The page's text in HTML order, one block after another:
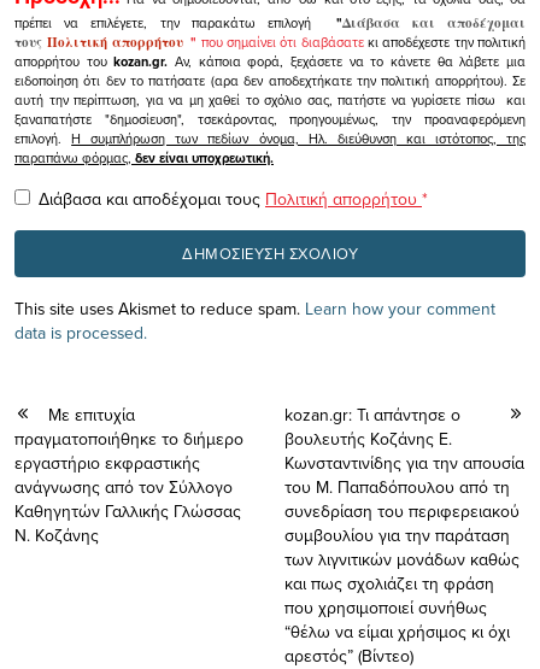
πρέπει να επιλέγετε, την παρακάτω επιλογή
"Διάβασα και αποδέχομαι
τουςΠολιτική απορρήτου" που σημαίνει ότι διαβάσατεκι αποδέχεστε την πολιτική
απορρήτου τουkozan.gr. Αν, κάποια φορά, ξεχάσετε να το κάνετε θα λάβετε μια
ειδοποίηση ότι δεν το πατήσατε (αρα δεν αποδεχτήκατε την πολιτική απορρήτου). Σε
αυτή την περίπτωση, για να μη χαθεί το σχόλιο σας, πατήστε να γυρίσετε πίσω και
ξαναπατήστε "δημοσίευση", τσεκάροντας, προηγουμένως, την προαναφερόμενη
επιλογή.Η συμπλήρωση των πεδίων όνομα, Ηλ. διεύθυνση και ιστότοπος, της
παραπάνω φόρμας, δεν είναι υποχρεωτική.
Διάβασα και αποδέχομαι τους Πολιτική απορρήτου *
This site uses Akismet to reduce spam. Learn how your comment
data is processed.
Με επιτυχία
πραγματοποιήθηκε το διήμερο
εργαστήριο εκφραστικής
ανάγνωσης από τον Σύλλογο
Καθηγητών Γαλλικής Γλώσσας
Ν. Κοζάνης
kozan.gr: Τι απάντησε ο
βουλευτής Κοζάνης Ε.
Κωνσταντινίδης για την απουσία
του Μ. Παπαδόπουλου από τη
συνεδρίαση του περιφερειακού
συμβουλίου για την παράταση
των λιγνιτικών μονάδων καθώς
και πως σχολιάζει τη φράση
που χρησιμοποιεί συνήθως
“θέλω να είμαι χρήσιμος κι όχι
αρεστός” (Βίντεο)